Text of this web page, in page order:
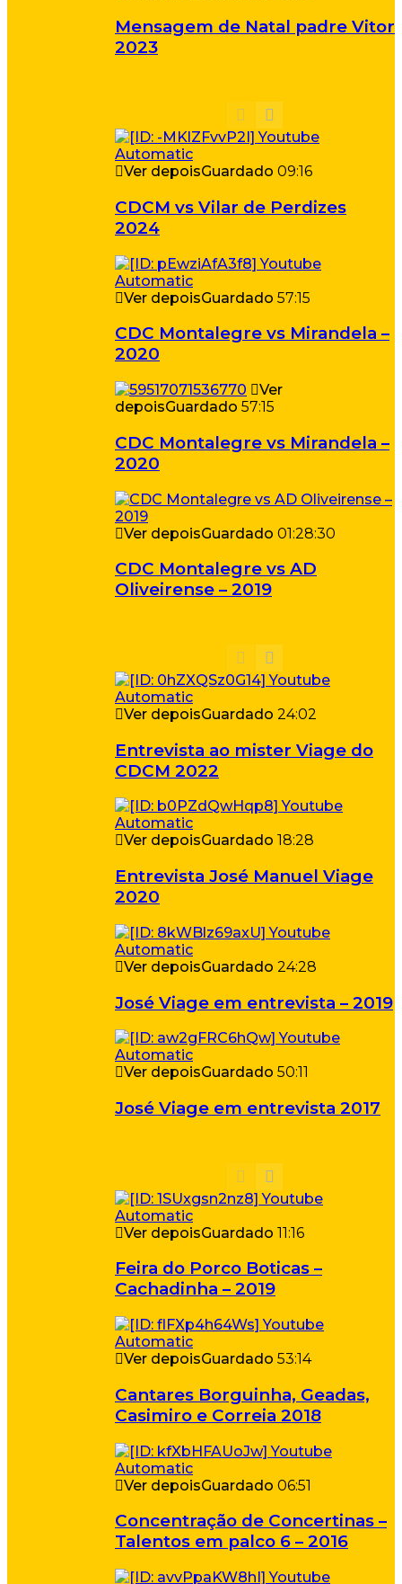
Mensagem de Natal padre Vitor
2023
Ver depoisGuardado 09:16
CDCM vs Vilar de Perdizes
2024
Ver depoisGuardado 57:15
CDC Montalegre vs Mirandela –
2020
Ver
depoisGuardado 57:15
CDC Montalegre vs Mirandela –
2020
Ver depoisGuardado 01:28:30
CDC Montalegre vs AD
Oliveirense – 2019
Ver depoisGuardado 24:02
Entrevista ao mister Viage do
CDCM 2022
Ver depoisGuardado 18:28
Entrevista José Manuel Viage
2020
Ver depoisGuardado 24:28
José Viage em entrevista – 2019
Ver depoisGuardado 50:11
José Viage em entrevista 2017
Ver depoisGuardado 11:16
Feira do Porco Boticas –
Cachadinha – 2019
Ver depoisGuardado 53:14
Cantares Borguinha, Geadas,
Casimiro e Correia 2018
Ver depoisGuardado 06:51
Concentração de Concertinas –
Talentos em palco 6 – 2016